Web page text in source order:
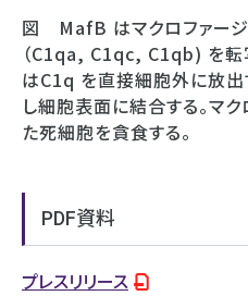
図 MafB はマクロファー
（C1qa, C1qc, C1qb) を転
はC1q を直接細胞外に放
し細胞表面に結合する。マ
た死細胞を貪食する。
PDF資料
プレスリリース